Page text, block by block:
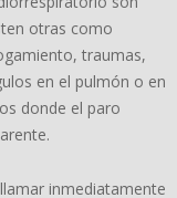
otras como
traumas,
en el pulmón o en
donde el paro
inmediatamente